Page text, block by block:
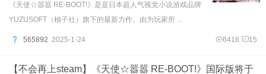
《天使☆嚣嚣 RE-BOOT!》是是日本超人气视觉小说游戏品牌
YUZUSOFT（柚子社）旗下的最新力作。由为玩家所 ...
565892 2025-1-24 6416 15
【不会再上steam】《天使☆嚣嚣 RE-BOOT!》国际版将于